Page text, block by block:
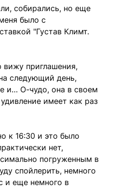
собирались, но еще
было с
"Густав Климт.
приглашения,
следующий день,
и… О-чудо, она в своем
имеет как раз
к 16:30 и это было
нет,
погруженным в
спойлерить, немного
и еще немного в